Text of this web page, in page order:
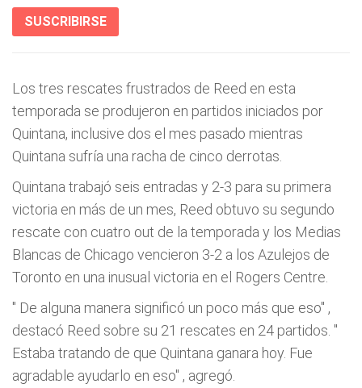
SUSCRIBIRSE
Los tres rescates frustrados de Reed en esta
temporada se produjeron en partidos iniciados por
Quintana, inclusive dos el mes pasado mientras
Quintana sufría una racha de cinco derrotas.
Quintana trabajó seis entradas y 2-3 para su primera
victoria en más de un mes, Reed obtuvo su segundo
rescate con cuatro out de la temporada y los Medias
Blancas de Chicago vencieron 3-2 a los Azulejos de
Toronto en una inusual victoria en el Rogers Centre.
" De alguna manera significó un poco más que eso" ,
destacó Reed sobre su 21 rescates en 24 partidos. "
Estaba tratando de que Quintana ganara hoy. Fue
agradable ayudarlo en eso" , agregó.